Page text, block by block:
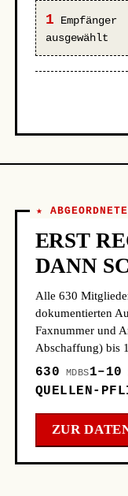
1 Empfänger
ausgewählt
★
ERST
DANN
Alle 630
dokumentierten
Faxnummer und
Abschaffung) bis
630 MDBS1–10
QUELLEN-
ZUR